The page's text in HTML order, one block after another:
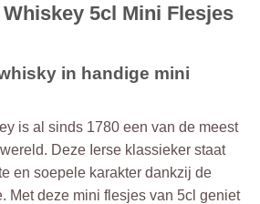
5cl Mini Flesjes
in handige mini
is al sinds 1780 een van de meest
Deze Ierse klassieker staat
en soepele karakter dankzij de
Met deze mini flesjes van 5cl geniet